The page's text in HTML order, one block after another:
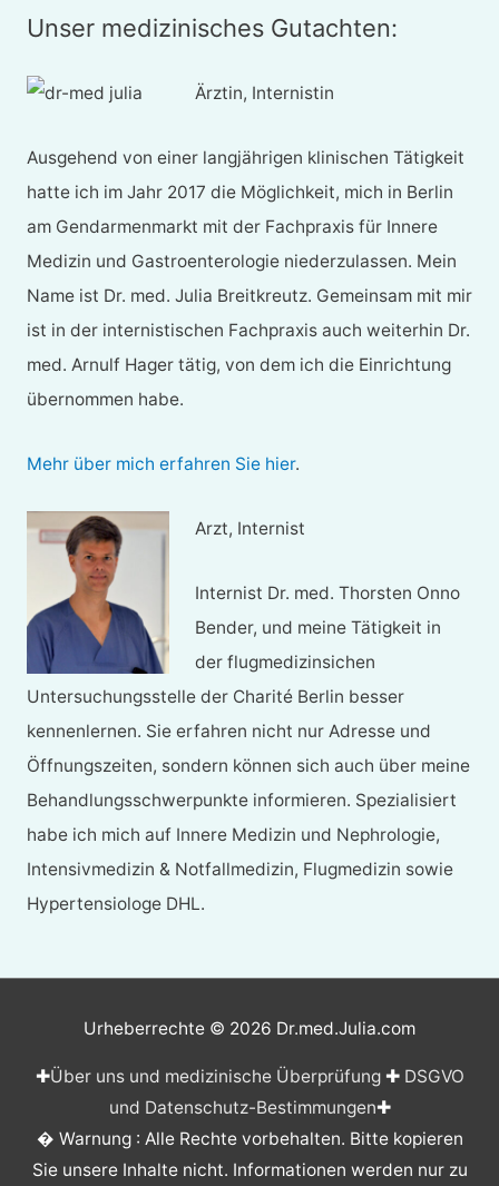
Unser medizinisches Gutachten:
Ärztin, Internistin
Ausgehend von einer langjährigen klinischen Tätigkeit
hatte ich im Jahr 2017 die Möglichkeit, mich in Berlin
am Gendarmenmarkt mit der Fachpraxis für Innere
Medizin und Gastroenterologie niederzulassen. Mein
Name ist Dr. med. Julia Breitkreutz. Gemeinsam mit mir
ist in der internistischen Fachpraxis auch weiterhin Dr.
med. Arnulf Hager tätig, von dem ich die Einrichtung
übernommen habe.
Mehr über mich erfahren Sie hier.
Arzt, Internist
Internist Dr. med. Thorsten Onno
Bender, und meine Tätigkeit in
der flugmedizinsichen
Untersuchungsstelle der Charité Berlin besser
kennenlernen. Sie erfahren nicht nur Adresse und
Öffnungszeiten, sondern können sich auch über meine
Behandlungsschwerpunkte informieren. Spezialisiert
habe ich mich auf Innere Medizin und Nephrologie,
Intensivmedizin & Notfallmedizin, Flugmedizin sowie
Hypertensiologe DHL.
Urheberrechte © 2026 Dr.med.Julia.com
✚Über uns und medizinische Überprüfung✚ DSGVO
und Datenschutz-Bestimmungen✚
� Warnung : Alle Rechte vorbehalten. Bitte kopieren
Sie unsere Inhalte nicht. Informationen werden nur zu